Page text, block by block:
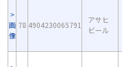
画
像
78 4904230065791
アサヒ
ビール